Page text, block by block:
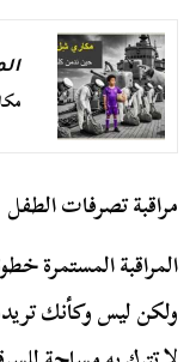
مراقبة تصرفات الطفل
المراقبة المستمرة
ولكن ليس وكأنك